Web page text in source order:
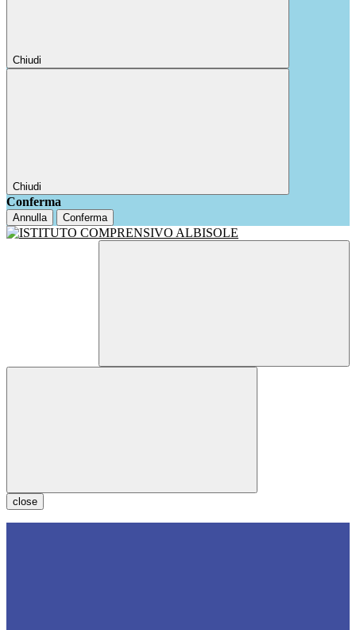
Chiudi
Chiudi
Conferma
Annulla Conferma
close